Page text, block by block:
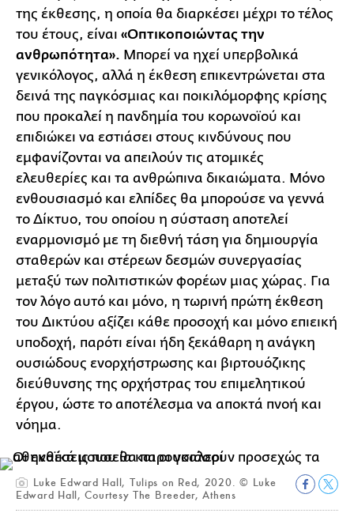
της έκθεσης, η οποία θα διαρκέσει μέχρι το τέλος
του έτους, είναι «Οπτικοποιώντας την
ανθρωπότητα». Μπορεί να ηχεί υπερβολικά
γενικόλογος, αλλά η έκθεση επικεντρώνεται στα
δεινά της παγκόσμιας και ποικιλόμορφης κρίσης
που προκαλεί η πανδημία του κορωνοϊού και
επιδιώκει να εστιάσει στους κινδύνους που
εμφανίζονται να απειλούν τις ατομικές
ελευθερίες και τα ανθρώπινα δικαιώματα. Μόνο
ενθουσιασμό και ελπίδες θα μπορούσε να γεννά
το Δίκτυο, του οποίου η σύσταση αποτελεί
εναρμονισμό με τη διεθνή τάση για δημιουργία
σταθερών και στέρεων δεσμών συνεργασίας
μεταξύ των πολιτιστικών φορέων μιας χώρας. Για
τον λόγο αυτό και μόνο, η τωρινή πρώτη έκθεση
του Δικτύου αξίζει κάθε προσοχή και μόνο επιεική
υποδοχή, παρότι είναι ήδη ξεκάθαρη η ανάγκη
ουσιώδους ενορχήστρωσης και βιρτουόζικης
διεύθυνσης της ορχήστρας του επιμελητικού
έργου, ώστε το αποτέλεσμα να αποκτά πνοή και
νόημα.
Luke Edward Hall, Tulips on Red, 2020. © Luke
Edward Hall, Courtesy The Breeder, Athens